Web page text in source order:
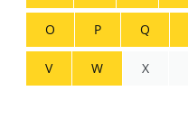
O P Q
V W X